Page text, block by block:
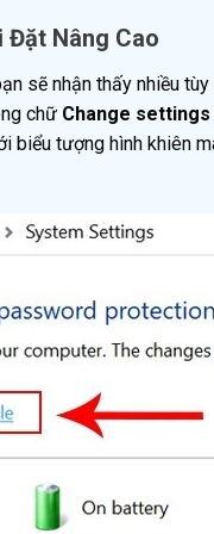
Đặt Nâng Cao
sẽ nhận thấy nhiều
chữ Change
tượng hình khiên